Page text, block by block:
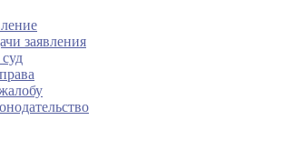
заявления